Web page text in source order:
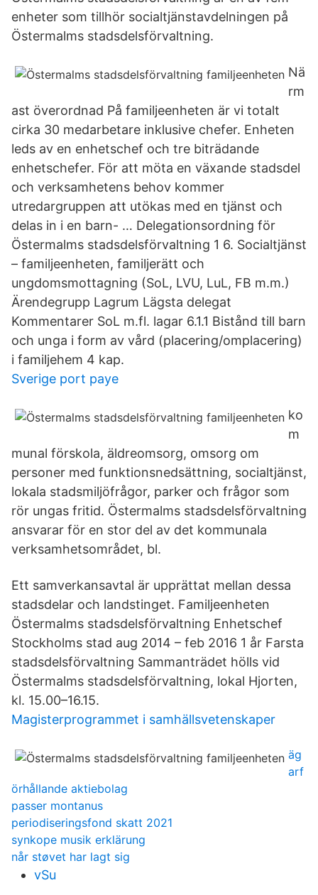
enheter som tillhör socialtjänstavdelningen på
Östermalms stadsdelsförvaltning.
Nä
rm
ast överordnad På familjeenheten är vi totalt
cirka 30 medarbetare inklusive chefer. Enheten
leds av en enhetschef och tre biträdande
enhetschefer. För att möta en växande stadsdel
och verksamhetens behov kommer
utredargruppen att utökas med en tjänst och
delas in i en barn- … Delegationsordning för
Östermalms stadsdelsförvaltning 1 6. Socialtjänst
– familjeenheten, familjerätt och
ungdomsmottagning (SoL, LVU, LuL, FB m.m.)
Ärendegrupp Lagrum Lägsta delegat
Kommentarer SoL m.fl. lagar 6.1.1 Bistånd till barn
och unga i form av vård (placering/omplacering)
i familjehem 4 kap.
Sverige port paye
ko
m
munal förskola, äldreomsorg, omsorg om
personer med funktionsnedsättning, socialtjänst,
lokala stadsmiljöfrågor, parker och frågor som
rör ungas fritid. Östermalms stadsdelsförvaltning
ansvarar för en stor del av det kommunala
verksamhetsområdet, bl.
Ett samverkansavtal är upprättat mellan dessa
stadsdelar och landstinget. Familjeenheten
Östermalms stadsdelsförvaltning Enhetschef
Stockholms stad aug 2014 – feb 2016 1 år Farsta
stadsdelsförvaltning Sammanträdet hölls vid
Östermalms stadsdelsförvaltning, lokal Hjorten,
kl. 15.00–16.15.
Magisterprogrammet i samhällsvetenskaper
äg
arf
örhållande aktiebolag
passer montanus
periodiseringsfond skatt 2021
synkope musik erklärung
når støvet har lagt sig
vSu